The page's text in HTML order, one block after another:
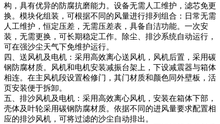
构，具有优异的防腐抗磨能力。设备无需人工维护，滤芯免更
换。模块化组装，可根据不同的风量进行排列组合：日常无需
人工维护，恒定压差，无需压差表，具备自洁功能。一次安
装，无需更换，可长期稳定工作。除尘、排沙系统自动运行，
可在强沙尘天气下免维护运行。
四、送风机及电机：采用高效离心送风机，风机后置，采用碳
钢防腐材质。风机和电机安装减振台架上，下设减震器与箱体
相连。在主风机段设置检修门，其门材质和颜色同外壁板，活
页安装便于拆卸。
五、排沙风机及电机：采用高效离心风机，安装在箱体下部，
壳体及叶轮采用碳钢防腐材质。依据不同的进风量要求配置相
应的排沙风机，可将过滤的沙尘自动排出。